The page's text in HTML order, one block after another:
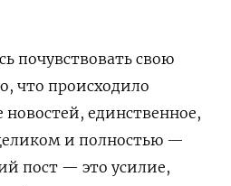
почувствовать свою
что происходило
единственное,
и полностью —
пост — это усилие,